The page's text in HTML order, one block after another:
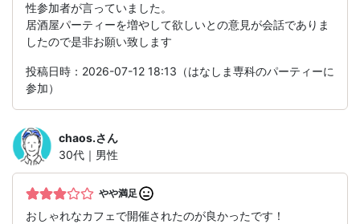
性参加者が言っていました。
居酒屋パーティーを増やして欲しいとの意見が会話でありま
したので是非お願い致します
投稿日時：2026-07-12 18:13（はなしま専科のパーティーに
参加）
chaos.さん
30代｜男性
やや満足
おしゃれなカフェで開催されたのが良かったです！